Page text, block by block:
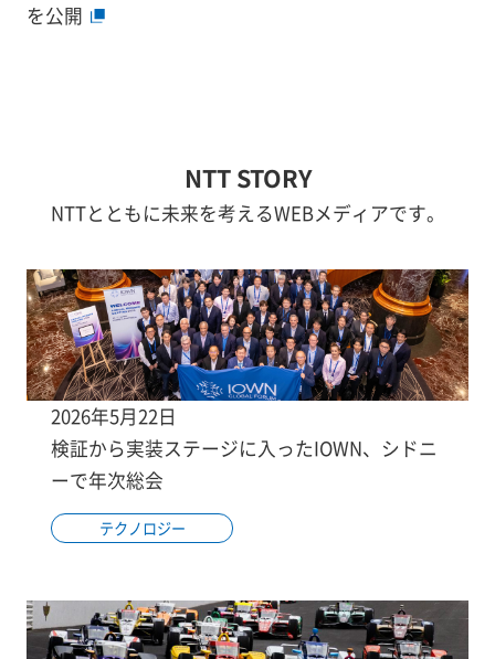
を公開
NTT STORY
NTTとともに未来を考えるWEBメディアです。
2026年5月22日
検証から実装ステージに入ったIOWN、シドニ
ーで年次総会
テクノロジー